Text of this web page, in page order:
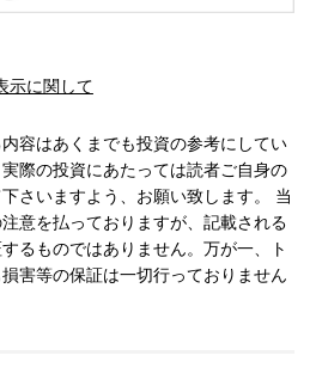
示に関して
容はあくまでも投資の参考にしてい
際の投資にあたっては読者ご自身の
さいますよう、お願い致します。 当
意を払っておりますが、記載される
るものではありません。万が一、ト
害等の保証は一切行っておりません